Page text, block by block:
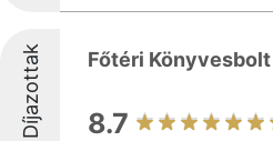
Díjazottak Főtéri Könyvesbolt
8.7